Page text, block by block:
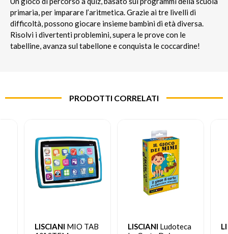
primaria, per imparare l’aritmetica. Grazie ai tre livelli di
difficoltà, possono giocare insieme bambini di età diversa.
Risolvi i divertenti problemini, supera le prove con le
tabelline, avanza sul tabellone e conquista le coccardine!
PRODOTTI CORRELATI
LISCIANI MIO TAB
LISCIANI Ludoteca